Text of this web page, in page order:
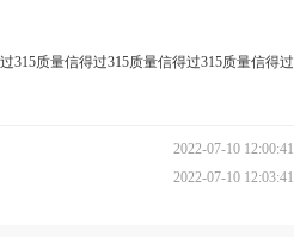
315质量信得过315质量信得过315质量信得过
2022-07-10 12:00:41
2022-07-10 12:03:41